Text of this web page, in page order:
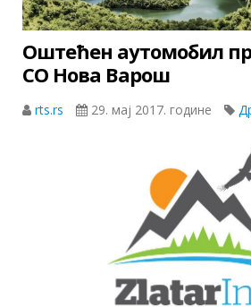
Oштећен аутомобил
СО Нова Варош
rts.rs 29. мај 2017. године